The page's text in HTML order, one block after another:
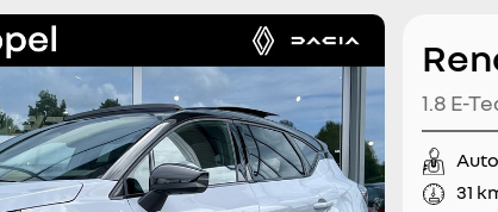
1.8 E-
Pack
31